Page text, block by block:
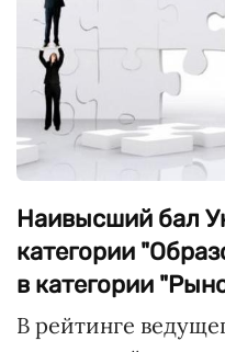
Наивысший бал
категории
в категории
В рейтинге